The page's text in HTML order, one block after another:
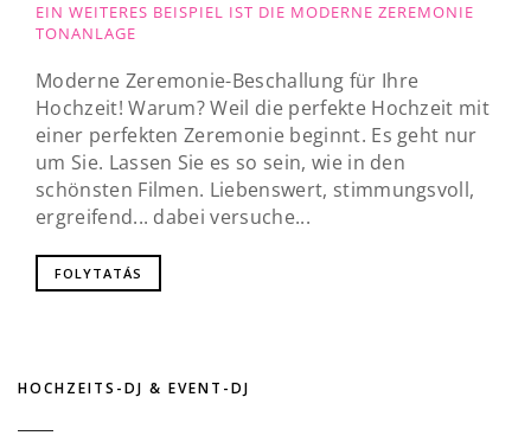
EIN WEITERES BEISPIEL IST DIE MODERNE ZEREMONIE
TONANLAGE
Moderne Zeremonie-Beschallung für Ihre
Hochzeit! Warum? Weil die perfekte Hochzeit mit
einer perfekten Zeremonie beginnt. Es geht nur
um Sie. Lassen Sie es so sein, wie in den
schönsten Filmen. Liebenswert, stimmungsvoll,
ergreifend... dabei versuche...
FOLYTATÁS
HOCHZEITS-DJ & EVENT-DJ